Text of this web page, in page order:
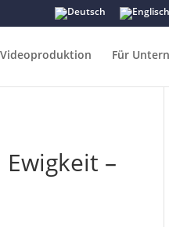
Videoproduktion Für
–